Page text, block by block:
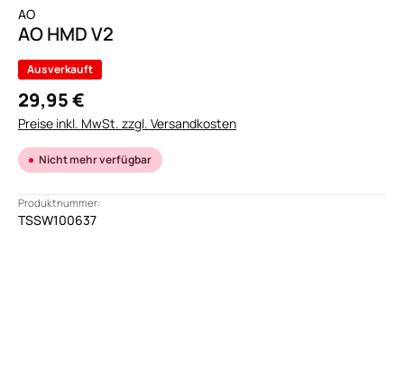
AO
AO HMD V2
Ausverkauft
29,95 €
Preise inkl. MwSt. zzgl. Versandkosten
Nicht mehr verfügbar
Produktnummer:
TSSW100637